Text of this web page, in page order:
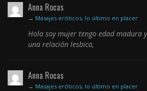
Anna Rocas
→ Masajes eróticos, lo último en placer
Hola soy mujer tengo edad madura
una relación lesbica,
Anna Rocas
→ Masajes eróticos, lo último en placer